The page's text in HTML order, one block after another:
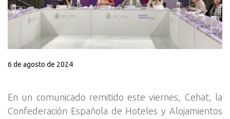
6 de agosto de 2024
En un comunicado remitido este viernes, Cehat, la
Confederación Española de Hoteles y Alojamientos